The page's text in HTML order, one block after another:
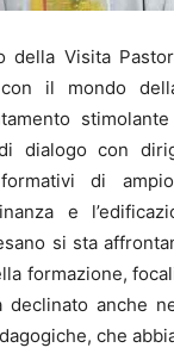
della Visita
il mondo
dialogo con
di
e
si sta
formazione,
declinato anche
che